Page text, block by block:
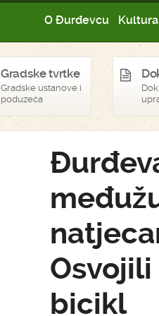
O Đurđevcu
Gradske tvrtke
Gradske ustanove i
poduzeća
bicikl